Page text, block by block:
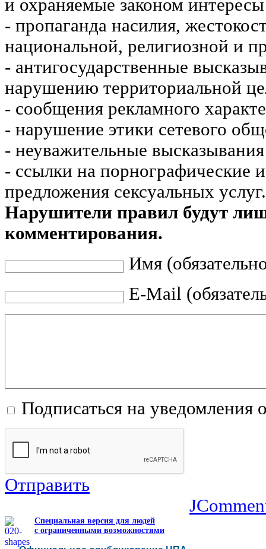
и охраняемые законом
- пропаганда насилия,
национальной, религиозной и
- антигосударственные
нарушению территориальной
- сообщения рекламного
- нарушение этики сетевого
- неуважительные
- ссылки на порнографические
предложения сексуальных услуг.
Нарушители правил будут
комментирования.
Имя
E-Mail
Подписаться на уведомления
Отправить
Специальная версия для людей
с ограниченными возможностями